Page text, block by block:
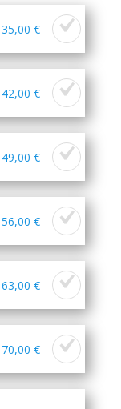
35,00 €
42,00 €
49,00 €
56,00 €
63,00 €
70,00 €